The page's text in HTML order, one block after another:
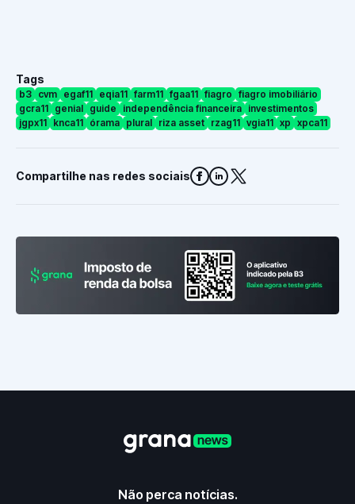
Tags
b3 cvm egaf11 eqia11 farm11 fgaa11 fiagro fiagro imobiliário
gcra11 genial guide independência financeira investimentos
jgpx11 knca11 órama plural riza asset rzag11 vgia11 xp xpca11
Compartilhe nas redes sociais
Não perca notícias.